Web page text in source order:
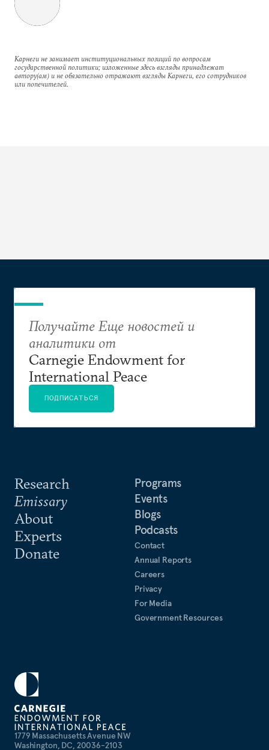
Карнеги не занимает институциональных позиций по вопросам
государственной политики; изложенные здесь взгляды принадлежат
автору(ам) и не обязательно отражают взгляды Карнеги, его сотрудников
или попечителей.
1779 Massachusetts Avenue NW
Washington, DC, 20036-2103
Research
Emissary
About
Experts
Donate
Programs
Events
Blogs
Podcasts
Contact
Annual Reports
Careers
Privacy
For Media
Government Resources
Получайте Еще новостей и
аналитики от
Carnegie Endowment for
International Peace
ПОДПИСАТЬСЯ